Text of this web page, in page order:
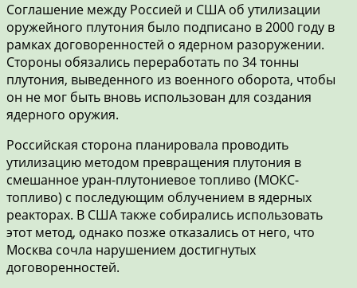
Соглашение между Россией и США об утилизации
оружейного плутония было подписано в 2000 году в
рамках договоренностей о ядерном разоружении.
Стороны обязались переработать по 34 тонны
плутония, выведенного из военного оборота, чтобы
он не мог быть вновь использован для создания
ядерного оружия.
Российская сторона планировала проводить
утилизацию методом превращения плутония в
смешанное уран-плутониевое топливо (МОКС-
топливо) с последующим облучением в ядерных
реакторах. В США также собирались использовать
этот метод, однако позже отказались от него, что
Москва сочла нарушением достигнутых
договоренностей.